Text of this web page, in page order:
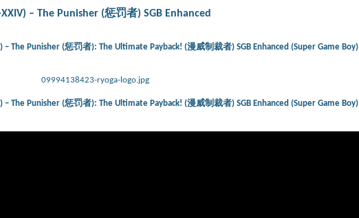
– The Punisher (惩罚者) SGB Enhanced
– The Punisher (惩罚者): The Ultimate Payback! (漫威制裁者) SGB Enhanced (Super Game Boy)
09994138423-ryoga-logo.jpg
– The Punisher (惩罚者): The Ultimate Payback! (漫威制裁者) SGB Enhanced (Super Game Boy)